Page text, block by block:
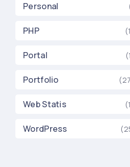
Personal
PHP
Portal
Portfolio
Web Statis
WordPress